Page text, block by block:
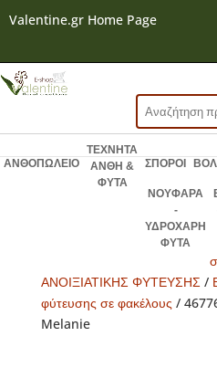
Valentine.gr Home Page
Αναζήτηση
για:
ΑΝΘΟΠΩΛΕΙΟ
ΤΕΧΝΗΤΑ
ΑΝΘΗ &
ΦΥΤΑ
ΣΠΟΡΟΙ
ΝΟΥΦΑΡΑ
-
ΥΔΡΟΧΑΡΗ
ΦΥΤΑ
ΑΝΟΙΞΙΑΤΙΚΗΣ ΦΥΤΕΥΣΗΣ/
φύτευσης σε φακέλους /
Melanie